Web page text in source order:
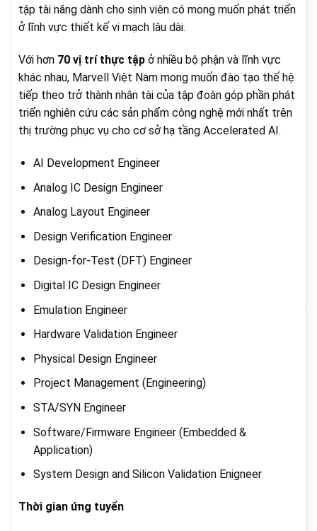
tập tài năng dành cho sinh viên có mong muốn phát triển
ở lĩnh vực thiết kế vi mạch lâu dài.
Với hơn 70 vị trí thực tập ở nhiều bộ phận và lĩnh vực
khác nhau, Marvell Việt Nam mong muốn đào tạo thế hệ
tiếp theo trở thành nhân tài của tập đoàn góp phần phát
triển nghiên cứu các sản phẩm công nghệ mới nhất trên
thị trường phục vụ cho cơ sở hạ tầng Accelerated AI.
AI Development Engineer
Analog IC Design Engineer
Analog Layout Engineer
Design Verification Engineer
Design-for-Test (DFT) Engineer
Digital IC Design Engineer
Emulation Engineer
Hardware Validation Engineer
Physical Design Engineer
Project Management (Engineering)
STA/SYN Engineer
Software/Firmware Engineer (Embedded &
Application)
System Design and Silicon Validation Enigneer
Thời gian ứng tuyển